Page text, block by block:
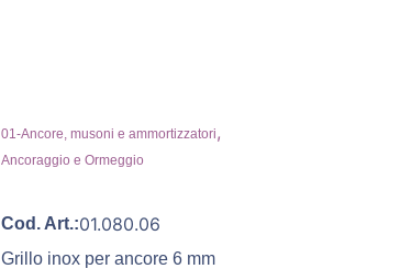
01-Ancore, musoni e ammortizzatori,
Ancoraggio e Ormeggio
Cod. Art.:01.080.06
Grillo inox per ancore 6 mm